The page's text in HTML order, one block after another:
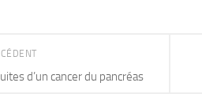
d’un cancer du pancréas